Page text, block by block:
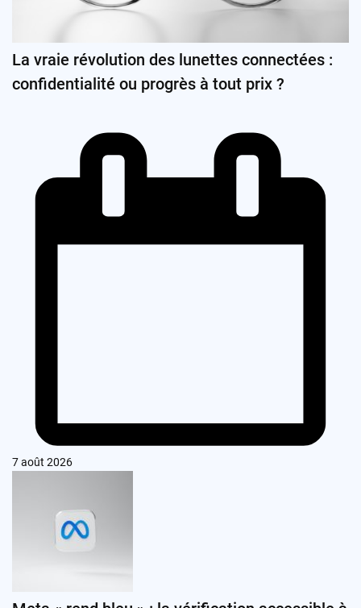
La vraie révolution des lunettes connectées :
confidentialité ou progrès à tout prix ?
7 août 2026